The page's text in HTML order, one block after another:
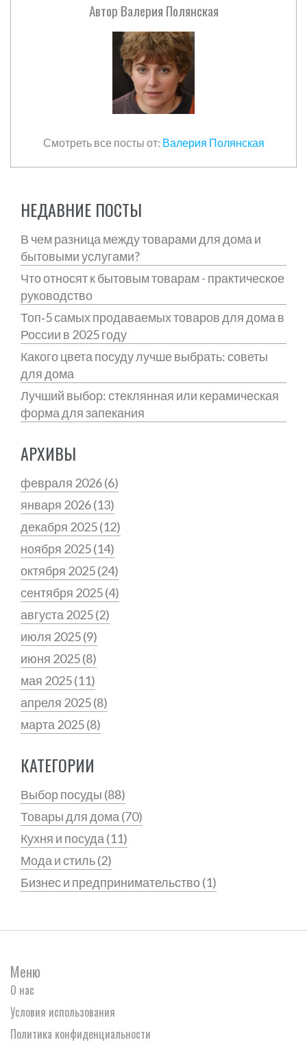
Автор Валерия Полянская
Смотреть все посты от: Валерия Полянская
НЕДАВНИЕ ПОСТЫ
В чем разница между товарами для дома и
бытовыми услугами?
Что относят к бытовым товарам - практическое
руководство
Топ‑5 самых продаваемых товаров для дома в
России в 2025 году
Какого цвета посуду лучше выбрать: советы
для дома
Лучший выбор: стеклянная или керамическая
форма для запекания
АРХИВЫ
февраля 2026(6)
января 2026(13)
декабря 2025(12)
ноября 2025(14)
октября 2025(24)
сентября 2025(4)
августа 2025(2)
июля 2025(9)
июня 2025(8)
мая 2025(11)
апреля 2025(8)
марта 2025(8)
КАТЕГОРИИ
Выбор посуды (88)
Товары для дома (70)
Кухня и посуда (11)
Мода и стиль(2)
Бизнес и предпринимательство(1)
Меню
О нас
Условия использования
Политика конфиденциальности